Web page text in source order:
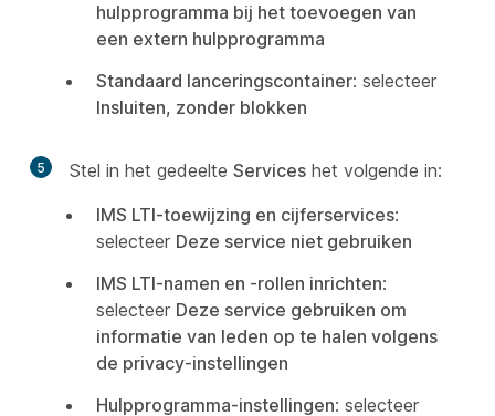
hulpprogramma bij het toevoegen van
een extern hulpprogramma
Standaard lanceringscontainer: selecteer
Insluiten, zonder blokken
5 Stel in het gedeelte Services het volgende in:
IMS LTI-toewijzing en cijferservices:
selecteer Deze service niet gebruiken
IMS LTI-namen en -rollen inrichten:
selecteer Deze service gebruiken om
informatie van leden op te halen volgens
de privacy-instellingen
Hulpprogramma-instellingen: selecteer